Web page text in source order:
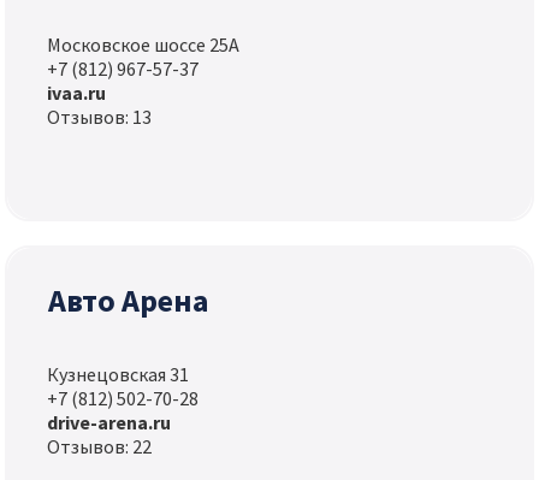
Московское шоссе 25А
+7 (812) 967-57-37
ivaa.ru
Отзывов: 13
Авто Арена
Кузнецовская 31
+7 (812) 502-70-28
drive-arena.ru
Отзывов: 22